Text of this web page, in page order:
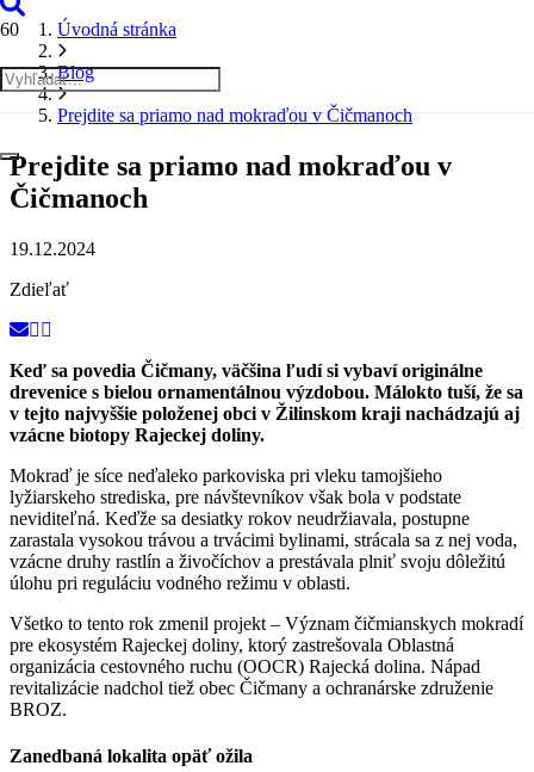
Úvodná stránka
Blog
Prejdite sa priamo nad mokraďou v Čičmanoch
Prejdite sa priamo nad mokraďou v
Čičmanoch
19.12.2024
Zdieľať
Keď sa povedia Čičmany, väčšina ľudí si vybaví originálne
drevenice s bielou ornamentálnou výzdobou. Málokto tuší, že sa
v tejto najvyššie položenej obci v Žilinskom kraji nachádzajú aj
vzácne biotopy Rajeckej doliny.
Mokraď je síce neďaleko parkoviska pri vleku tamojšieho
lyžiarskeho strediska, pre návštevníkov však bola v podstate
neviditeľná. Keďže sa desiatky rokov neudržiavala, postupne
zarastala vysokou trávou a trvácimi bylinami, strácala sa z nej voda,
vzácne druhy rastlín a živočíchov a prestávala plniť svoju dôležitú
úlohu pri reguláciu vodného režimu v oblasti.
Všetko to tento rok zmenil projekt – Význam čičmianskych mokradí
pre ekosystém Rajeckej doliny, ktorý zastrešovala Oblastná
organizácia cestovného ruchu (OOCR) Rajecká dolina. Nápad
revitalizácie nadchol tiež obec Čičmany a ochranárske združenie
BROZ.
Zanedbaná lokalita opäť ožila